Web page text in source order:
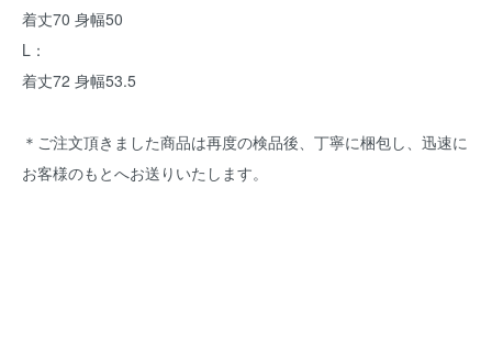
着丈70 身幅50
L：
着丈72 身幅53.5
＊ご注文頂きました商品は再度の検品後、丁寧に梱包し、迅速に
お客様のもとへお送りいたします。